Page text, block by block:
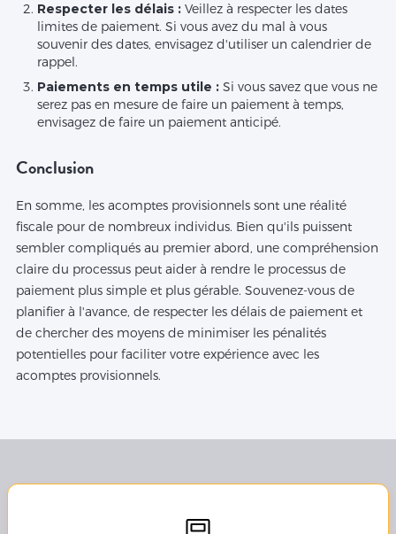
Respecter les délais :Veillez à respecter les dates
limites de paiement. Si vous avez du mal à vous
souvenir des dates, envisagez d'utiliser un calendrier de
rappel.
Paiements en temps utile :Si vous savez que vous ne
serez pas en mesure de faire un paiement à temps,
envisagez de faire un paiement anticipé.
Conclusion
En somme, les acomptes provisionnels sont une réalité
fiscale pour de nombreux individus. Bien qu'ils puissent
sembler compliqués au premier abord, une compréhension
claire du processus peut aider à rendre le processus de
paiement plus simple et plus gérable. Souvenez-vous de
planifier à l'avance, de respecter les délais de paiement et
de chercher des moyens de minimiser les pénalités
potentielles pour faciliter votre expérience avec les
acomptes provisionnels.